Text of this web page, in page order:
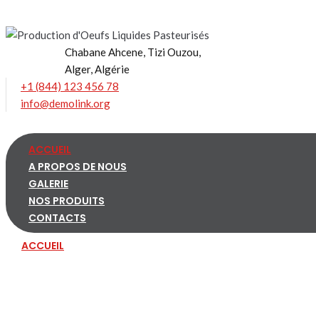
to
Chabane Ahcene, Tizi Ouzou,
Alger, Algérie
+1 (844) 123 456 78
info@demolink.org
ACCUEIL
A PROPOS DE NOUS
GALERIE
NOS PRODUITS
CONTACTS
ACCUEIL